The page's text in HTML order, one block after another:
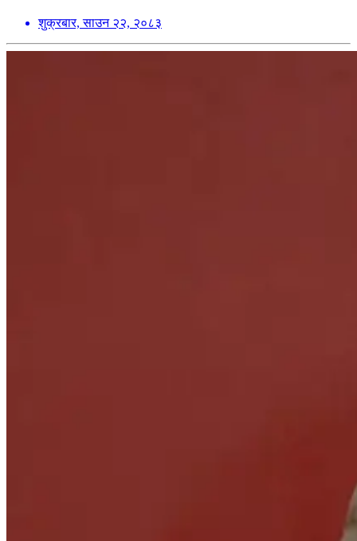
शुक्रबार, साउन २२, २०८३